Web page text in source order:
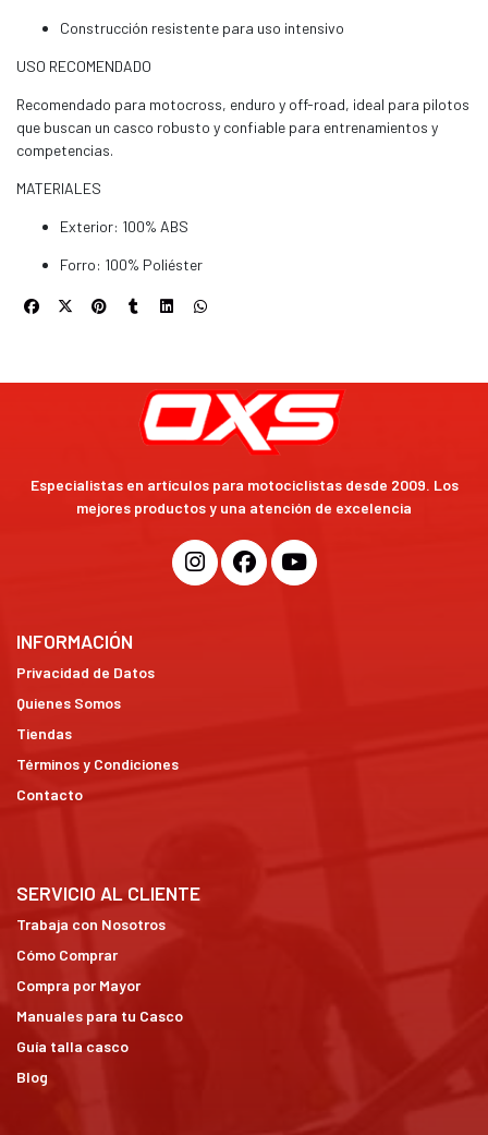
Construcción resistente para uso intensivo
USO RECOMENDADO
Recomendado para motocross, enduro y off-road, ideal para pilotos
que buscan un casco robusto y confiable para entrenamientos y
competencias.
MATERIALES
Exterior: 100% ABS
Forro: 100% Poliéster
Especialistas en artículos para motociclistas desde 2009. Los
mejores productos y una atención de excelencia
INFORMACIÓN
Privacidad de Datos
Quienes Somos
Tiendas
Términos y Condiciones
Contacto
SERVICIO AL CLIENTE
Trabaja con Nosotros
Cómo Comprar
Compra por Mayor
Manuales para tu Casco
Guía talla casco
Blog